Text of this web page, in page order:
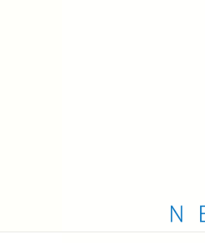
キャッチー 月曜〜金曜 午